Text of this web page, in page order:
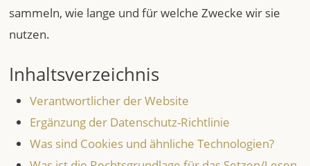
sammeln, wie lange und für welche Zwecke wir sie
nutzen.
Inhaltsverzeichnis
Verantwortlicher der Website
Ergänzung der Datenschutz-Richtlinie
Was sind Cookies und ähnliche Technologien?